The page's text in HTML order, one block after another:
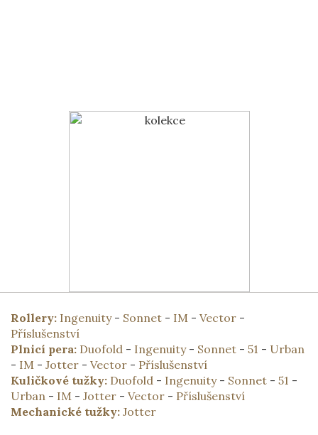
Rollery: Ingenuity- Sonnet - IM - Vector -
Příslušenství
Plnicí pera: Duofold - Ingenuity- Sonnet - 51 - Urban
- IM - Jotter - Vector - Příslušenství
Kuličkové tužky: Duofold - Ingenuity- Sonnet - 51 -
Urban - IM - Jotter - Vector - Příslušenství
Mechanické tužky: Jotter